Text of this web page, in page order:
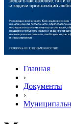
Главная
›
Документы
›